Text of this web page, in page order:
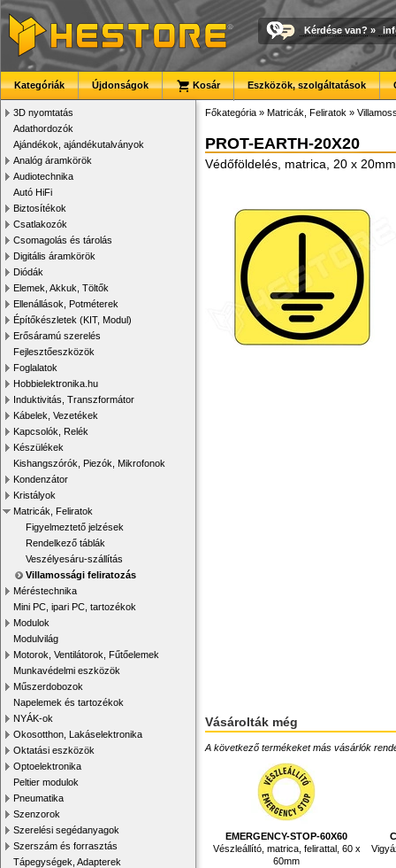
Kérdése van? »
Kategóriák Újdonságok Kosár Eszközök, szolgáltatások
3D nyomtatás
Adathordozók
Ajándékok, ajándékutalványok
Analóg áramkörök
Audiotechnika
Autó HiFi
Biztosítékok
Csatlakozók
Csomagolás és tárolás
Digitális áramkörök
Diódák
Elemek, Akkuk, Töltők
Ellenállások, Potméterek
Építőkészletek (KIT, Modul)
Erősáramú szerelés
Fejlesztőeszközök
Foglalatok
Hobbielektronika.hu
Induktivitás, Transzformátor
Kábelek, Vezetékek
Kapcsolók, Relék
Készülékek
Kishangszórók, Piezók, Mikrofonok
Kondenzátor
Kristályok
Matricák, Feliratok
Figyelmeztető jelzések
Rendelkező táblák
Veszélyesáru-szállítás
Villamossági feliratozás
Méréstechnika
Mini PC, ipari PC, tartozékok
Modulok
Modulvilág
Motorok, Ventilátorok, Fűtőelemek
Munkavédelmi eszközök
Műszerdobozok
Napelemek és tartozékok
NYÁK-ok
Okosotthon, Lakáselektronika
Oktatási eszközök
Optoelektronika
Peltier modulok
Pneumatika
Szenzorok
Szerelési segédanyagok
Szerszám és forrasztás
Tápegységek, Adapterek
Főkategória » Matricák, Feliratok »
PROT-EARTH-20X20
Védőföldelés, matrica, 20 x 20mm
Vásárolták még
A következő termékeket más vásárlók
EMERGENCY-STOP-60X60
Vészleállító, matrica, felirattal, 60 x
60mm